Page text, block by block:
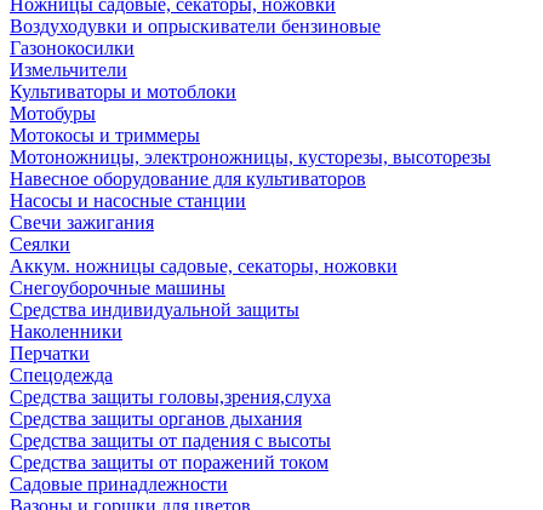
Ножницы садовые, секаторы, ножовки
Воздуходувки и опрыскиватели бензиновые
Газонокосилки
Измельчители
Культиваторы и мотоблоки
Мотобуры
Мотокосы и триммеры
Мотоножницы, электроножницы, кусторезы, высоторезы
Навесное оборудование для культиваторов
Насосы и насосные станции
Свечи зажигания
Сеялки
Аккум. ножницы садовые, секаторы, ножовки
Снегоуборочные машины
Средства индивидуальной защиты
Наколенники
Перчатки
Спецодежда
Средства защиты головы,зрения,слуха
Средства защиты органов дыхания
Средства защиты от падения с высоты
Средства защиты от поражений током
Садовые принадлежности
Вазоны и горшки для цветов